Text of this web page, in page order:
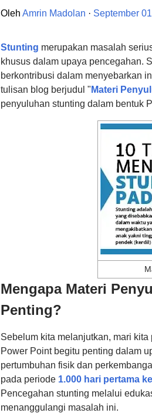
Oleh Amrin Madolan September
Stunting merupakan masalah
khusus dalam upaya pencegahan.
berkontribusi dalam menyebarkan
tulisan blog berjudul " Materi
penyuluhan stunting dalam bentuk
Mengapa Materi
Penting?
Sebelum kita melanjutkan, mari kita
Power Point begitu penting dalam
pertumbuhan fisik dan
pada periode 1.000 hari pertama
Pencegahan stunting melalui
menanggulangi masalah ini.